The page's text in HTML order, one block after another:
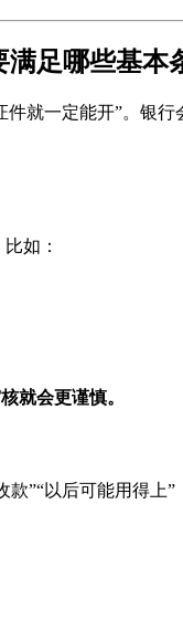
满足哪些基本
件就一定能开”。银
如：
就会更谨慎。
”“以后可能用得上”